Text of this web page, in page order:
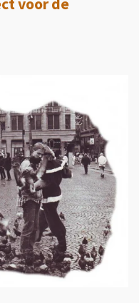
voor de